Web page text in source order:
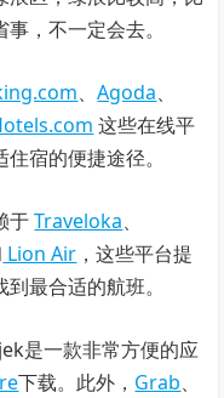
，不一定会去。
、Agoda、
这些在线平
宿的便捷途径。
于Traveloka、
Lion Air ，这些平台提
最合适的航班。
是一款非常方便的应
下载。此外， Grab、